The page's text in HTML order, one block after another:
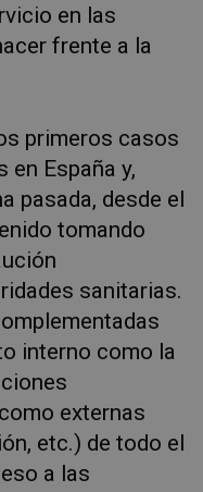
en las
frente a la
primeros casos
en España y,
pasada, desde el
tomando
sanitarias.
interno como la
externas
etc.) de todo el
a las